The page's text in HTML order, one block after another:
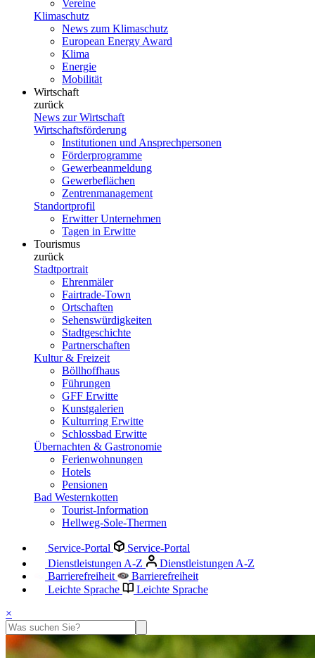
Vereine
Klimaschutz
News zum Klimaschutz
European Energy Award
Klima
Energie
Mobilität
Wirtschaft
zurück
News zur Wirtschaft
Wirtschaftsförderung
Institutionen und Ansprechpersonen
Förderprogramme
Gewerbeanmeldung
Gewerbeflächen
Zentrenmanagement
Standortprofil
Erwitter Unternehmen
Tagen in Erwitte
Tourismus
zurück
Stadtportrait
Ehrenmäler
Fairtrade-Town
Ortschaften
Sehenswürdigkeiten
Stadtgeschichte
Partnerschaften
Kultur & Freizeit
Böllhoffhaus
Führungen
GFF Erwitte
Kunstgalerien
Kulturring Erwitte
Schlossbad Erwitte
Übernachten & Gastronomie
Ferienwohnungen
Hotels
Pensionen
Bad Westernkotten
Tourist-Information
Hellweg-Sole-Thermen
Service-Portal
Service-Portal
Dienstleistungen A-Z
Dienstleistungen A-Z
Barrierefreiheit
Barrierefreiheit
Leichte Sprache
Leichte Sprache
×